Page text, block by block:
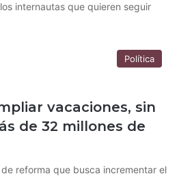
internautas que quieren seguir
Política
vacaciones, sin
de 32 millones de
reforma que busca incrementar el